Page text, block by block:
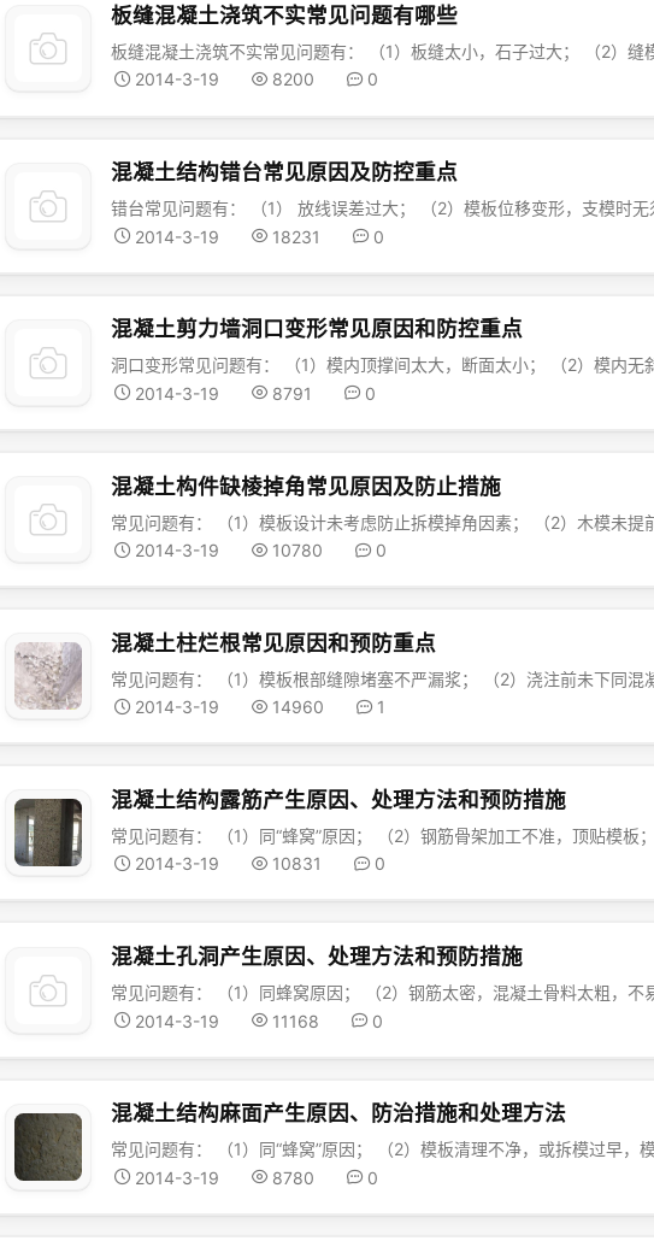
板缝混凝土浇筑不实常见问题有哪些
2014-3-19
8200 0
混凝土结构错台常见原因及防控重点
2014-3-19
18231 0
混凝土剪力墙洞口变形常见原因和防控重点
2014-3-19
8791 0
混凝土构件缺棱掉角常见原因及防止措施
2014-3-19
10780 0
混凝土柱烂根常见原因和预防重点
2014-3-19
14960 1
混凝土结构露筋产生原因、处理方法和预防措施
2014-3-19
10831 0
混凝土孔洞产生原因、处理方法和预防措施
2014-3-19
11168 0
混凝土结构麻面产生原因、防治措施和处理方法
2014-3-19
8780 0